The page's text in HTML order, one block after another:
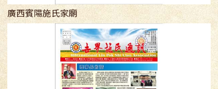
廣西賓陽施氏家廟